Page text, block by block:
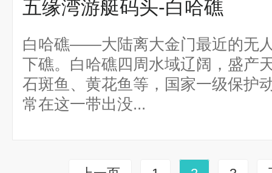
五缘湾游艇码头-白哈礁
白哈礁——大陆离大金门最近的无
下礁。白哈礁四周水域辽阔，盛产
石斑鱼、黄花鱼等，国家一级保护
常在这一带出没...